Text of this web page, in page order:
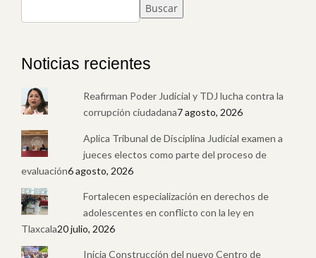
Buscar
Noticias recientes
Reafirman Poder Judicial y TDJ lucha contra la
corrupción ciudadana7 agosto, 2026
Aplica Tribunal de Disciplina Judicial examen a
jueces electos como parte del proceso de
evaluación6 agosto, 2026
Fortalecen especialización en derechos de
adolescentes en conflicto con la ley en
Tlaxcala20 julio, 2026
Inicia Construcción del nuevo Centro de